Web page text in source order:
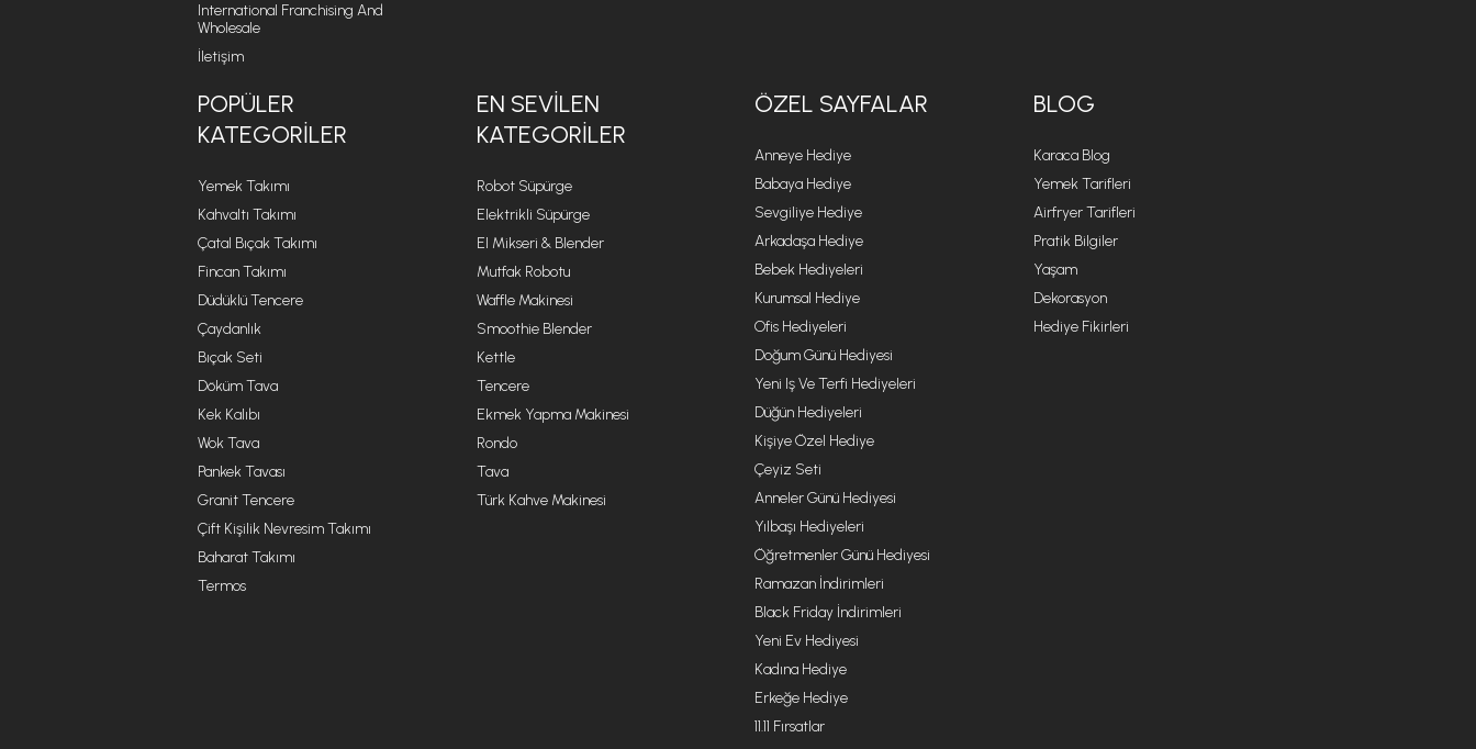
International Franchising And
Wholesale
İletişim
POPÜLER
KATEGORILER
Yemek Takımı
Kahvaltı Takımı
Çatal Bıçak Takımı
Fincan Takımı
Düdüklü Tencere
Çaydanlık
Bıçak Seti
Döküm Tava
Kek Kalıbı
Wok Tava
Pankek Tavası
Granit Tencere
Çift Kişilik Nevresim Takımı
Baharat Takımı
Termos
EN SEVILEN
KATEGORILER
Robot Süpürge
Elektrikli Süpürge
El Mikseri & Blender
Mutfak Robotu
Waffle Makinesi
Smoothie Blender
Kettle
Tencere
Ekmek Yapma Makinesi
Rondo
Tava
Türk Kahve Makinesi
ÖZEL SAYFALAR
Anneye Hediye
Babaya Hediye
Sevgiliye Hediye
Arkadaşa Hediye
Bebek Hediyeleri
Kurumsal Hediye
Ofis Hediyeleri
Doğum Günü Hediyesi
Yeni Iş Ve Terfi Hediyeleri
Düğün Hediyeleri
Kişiye Özel Hediye
Çeyiz Seti
Anneler Günü Hediyesi
Yılbaşı Hediyeleri
Öğretmenler Günü Hediyesi
Ramazan İndirimleri
Black Friday İndirimleri
Yeni Ev Hediyesi
Kadına Hediye
Erkeğe Hediye
11.11 Fırsatlar
BLOG
Karaca Blog
Yemek Tarifleri
Airfryer Tarifleri
Pratik Bilgiler
Yaşam
Dekorasyon
Hediye Fikirleri